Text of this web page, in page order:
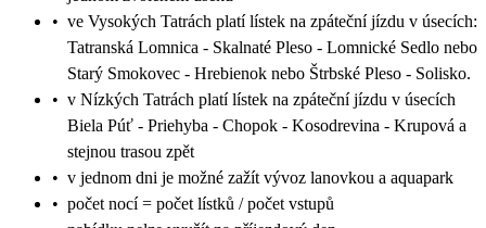
• ve Vysokých Tatrách platí lístek na zpáteční jízdu v úsecích:
Tatranská Lomnica - Skalnaté Pleso - Lomnické Sedlo nebo
Starý Smokovec - Hrebienok nebo Štrbské Pleso - Solisko.
• v Nízkých Tatrách platí lístek na zpáteční jízdu v úsecích
Biela Púť - Priehyba - Chopok - Kosodrevina - Krupová a
stejnou trasou zpět
• v jednom dni je možné zažít vývoz lanovkou a aquapark
• počet nocí = počet lístků / počet vstupů